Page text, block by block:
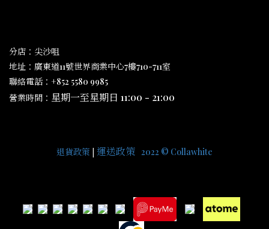
分店：尖沙咀
地址：廣東道11號世界商業中心7樓710-711室
聯絡電話：+852 5580 9985
營業時間： 星期一至星期日 11:00 - 21:00
退貨政策 | 運送政策 2022 © Collawhite